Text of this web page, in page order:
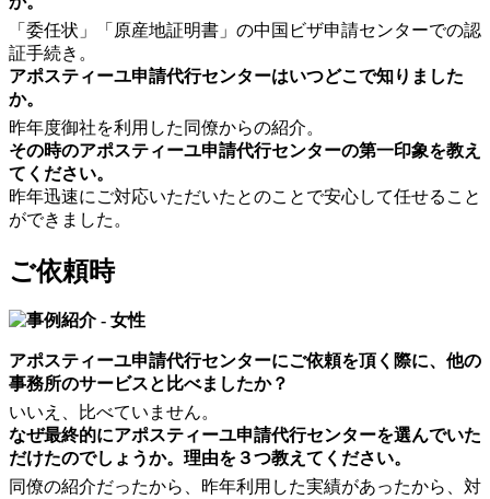
「委任状」「原産地証明書」の中国ビザ申請センターでの認
証手続き。
アポスティーユ申請代行センターはいつどこで知りました
か。
昨年度御社を利用した同僚からの紹介。
その時のアポスティーユ申請代行センターの第一印象を教え
てください。
昨年迅速にご対応いただいたとのことで安心して任せること
ができました。
ご依頼時
アポスティーユ申請代行センターにご依頼を頂く際に、他の
事務所のサービスと比べましたか？
いいえ、比べていません。
なぜ最終的にアポスティーユ申請代行センターを選んでいた
だけたのでしょうか。理由を３つ教えてください。
同僚の紹介だったから、昨年利用した実績があったから、対